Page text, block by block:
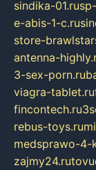
sindika-01.ru
e-abis-1-c.ru
store-
antenna-
3-sex-porn.ru
viagra-tablet.ru
fincontech.ru
rebus-toys.ru
medsprawo-4-
zajmy24.ru